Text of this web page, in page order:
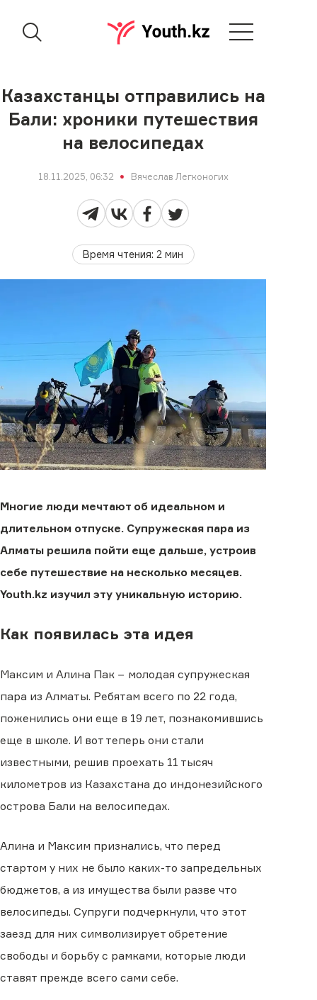
Казахстанцы отправились на
Бали: хроники путешествия
на велосипедах
18.11.2025, 06:32 Вячеслав Легконогих
Время чтения:2 мин
Многие люди мечтают об идеальном и
длительном отпуске. Супружеская пара из
Алматы решила пойти еще дальше, устроив
себе путешествие на несколько месяцев.
Youth.kz изучил эту уникальную историю.
Как появилась эта идея
Максим и Алина Пак − молодая супружеская
пара из Алматы. Ребятам всего по 22 года,
поженились они еще в 19 лет, познакомившись
еще в школе. И вот теперь они стали
известными, решив проехать 11 тысяч
километров из Казахстана до индонезийского
острова Бали на велосипедах.
Алина и Максим признались, что перед
стартом у них не было каких-то запредельных
бюджетов, а из имущества были разве что
велосипеды. Супруги подчеркнули, что этот
заезд для них символизирует обретение
свободы и борьбу с рамками, которые люди
ставят прежде всего сами себе.